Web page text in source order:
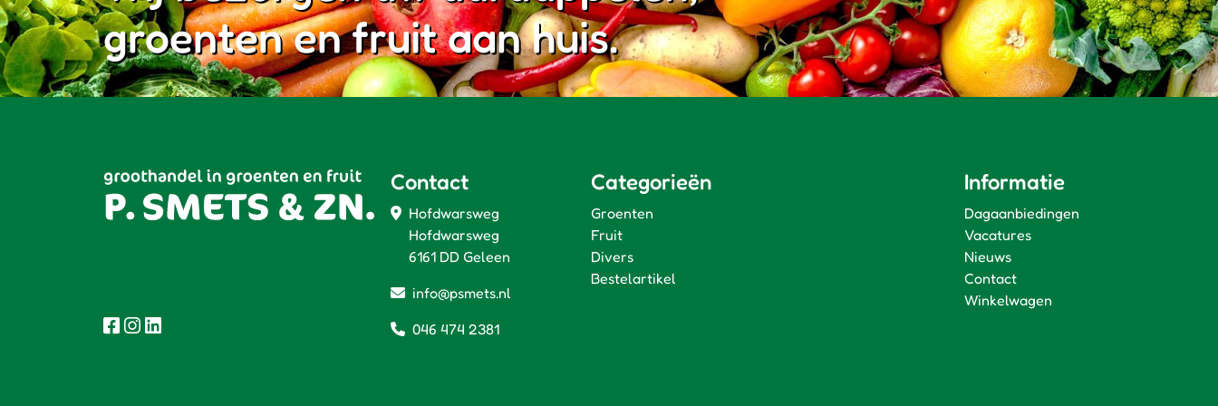
groenten en fruit aan huis.
Contact
Hofdwarsweg
Hofdwarsweg
6161 DD Geleen
info@psmets.nl
046 474 2381
Categorieën
Groenten
Fruit
Divers
Bestelartikel
Informatie
Dagaanbiedingen
Vacatures
Nieuws
Contact
Winkelwagen